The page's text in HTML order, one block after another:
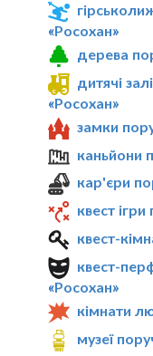
«Росохан»
дерева
дитячі
«Росохан»
замки
каньйони
кар'єри
квест
квест-
квест-
«Росохан»
кімнати
музеї